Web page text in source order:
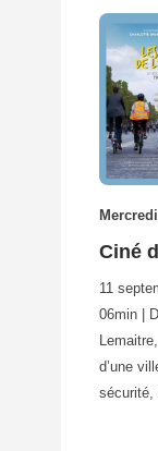
Ciné
11
06min |
d’une